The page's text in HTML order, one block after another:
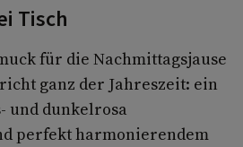
Tisch
für die Nachmittagsjause
ganz der Jahreszeit: ein
und dunkelrosa
perfekt harmonierendem